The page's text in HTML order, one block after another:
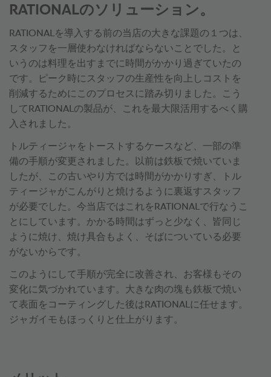
RATIONALのソリューション。
RATIONALを導入する前の当店の大きな課題の１つは、
スタッフを一層使わなければならないことでした。と
いうのは料理を出すまでに時間がかかり過ぎていたの
です。ピーク時にスタッフの生産性を向上しコストを
削減するためにこのプロセスに踏み切りました。こう
してRATIONALの製品が、これを最大限活用するべく購
入されました。
トルティージャをトーストするケースなど、一部の準
備の手順が変更されました。以前は鉄板で焼いていま
したが、この古いやり方では時間がかかりすぎ、トル
ティージャがこんがりと焼けるように裏返すスタッフ
が必要でした。今当店ではこれをRATIONALで行なうこ
とにしています。かかる時間はずっと少なく、皆同じ
ように焼け、焼け具合もよく、そばについている必要
がないからです。
このようにして手順が完全に改善され、お客様もその
変化に気づかれています。大きな肉の塊も鉄板で焼い
て表面をコーティングした後はRATIONALに任せます。
ジャガイモもほっくりと仕上がります。